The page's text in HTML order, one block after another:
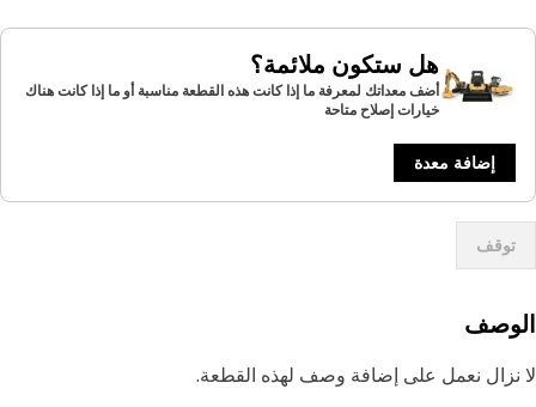
هل ستكون ملائمة؟
أضف معداتك لمعرفة ما إذا كانت هذه القطعة مناسبة أو ما إذا كانت هناك
خيارات إصلاح متاحة
إضافة معدة
توقف
نزال نعمل على إضافة وصف لهذه القطعة.